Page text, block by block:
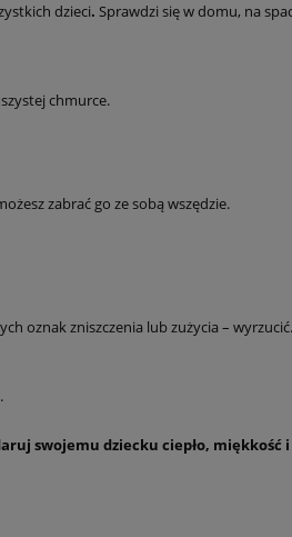
dzieci. Sprawdzi się w domu, na
chmurce.
zabrać go ze sobą wszędzie.
oznak zniszczenia lub zużycia – wyrzucić.
swojemu dziecku ciepło, miękkość